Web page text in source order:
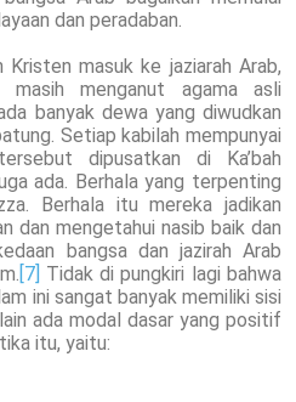
dan peradaban.
Kristen masuk ke jaziarah Arab,
masih menganut agama asli
banyak dewa yang diwudkan
Setiap kabilah mempunyai
dipusatkan di Ka’bah
ada. Berhala yang terpenting
Berhala itu mereka jadikan
dan mengetahui nasib baik dan
bangsa dan jazirah Arab
[7] Tidak di pungkiri lagi bahwa
ini sangat banyak memiliki sisi
ada modal dasar yang positif
itu, yaitu: